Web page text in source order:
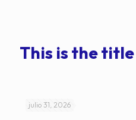
This is the title
julio 31, 2026